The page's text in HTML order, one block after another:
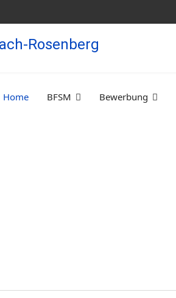
Home BFSM Bewerbung